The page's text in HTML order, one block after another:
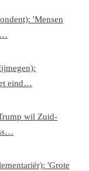
'Mensen
eind…
wil Zuid-
'Grote